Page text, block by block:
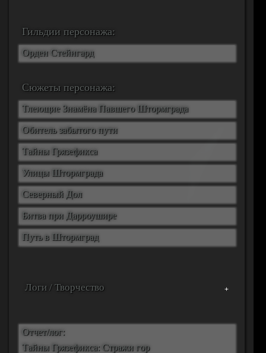
Гильдии персонажа:
Орден Стейнгард
Сюжеты персонажа:
Тлеющие Знамёна Павшего Штормграда
Обитель забытого пути
Тайны Грязефикса
Улицы Штормграда
Северный Дол
Битва при Дарроушире
Путь в Штормград
Логи / Творчество
Отчет/лог:
Тайны Грязефикса: Стражи гор